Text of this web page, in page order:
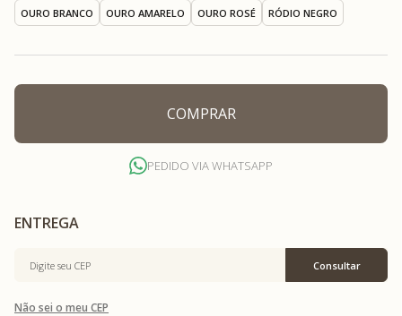
OURO BRANCO OURO AMARELO OURO ROSÉ RÓDIO NEGRO
COMPRAR
PEDIDO VIA WHATSAPP
Não sei o meu CEP